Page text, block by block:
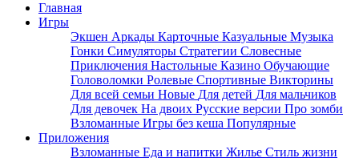
Главная
Игры
Экшен Аркады Карточные Казуальные Музыка
Гонки Симуляторы Стратегии Словесные
Приключения Настольные Казино Обучающие
Головоломки Ролевые Спортивные Викторины
Для всей семьи Новые Для детей Для мальчиков
Для девочек На двоих Русские версии Про зомби
Взломанные Игры без кеша Популярные
Приложения
Взломанные Еда и напитки Жилье Стиль жизни